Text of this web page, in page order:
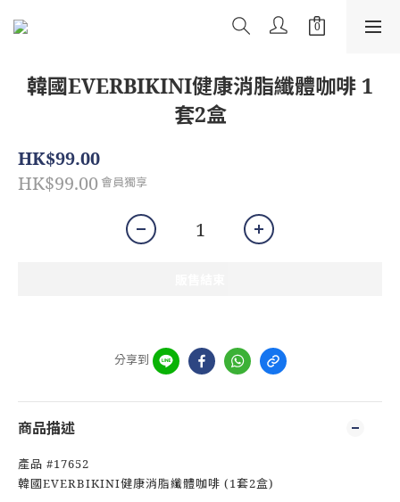
韓國EVERBIKINI健康消脂纖體咖啡 1
套2盒
HK$99.00
HK$99.00 會員獨享
分享到
商品描述
產品 #17652
韓國EVERBIKINI健康消脂纖體咖啡 (1套2盒)